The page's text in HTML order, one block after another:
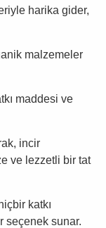
harika gider,
malzemeler
maddesi ve
incir
ve lezzetli bir tat
katkı
seçenek sunar.